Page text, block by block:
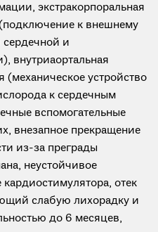
экстракорпоральная
к внешнему
сердечной и
внутриаортальная
(механическое устройство
к сердечным
вспомогательные
внезапное прекращение
из-за преграды
неустойчивое
отек
слабую лихорадку и
до 6 месяцев,